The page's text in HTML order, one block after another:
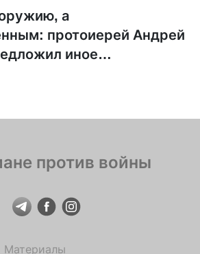
а
протоиерей Андрей
иное
против войны
Материалы